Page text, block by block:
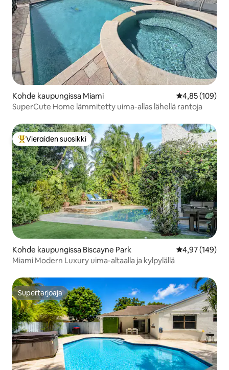
Kohde kaupungissa Miami
4,85 (109)
SuperCute Home lämmitetty uima-allas lähellä rantoja
Vieraiden suosikkien parhaimmistoa
Vieraiden suosikki
Kohde kaupungissa Biscayne Park
4,97 (149)
Miami Modern Luxury uima-altaalla ja kylpylällä
Supertarjoaja
Supertarjoaja